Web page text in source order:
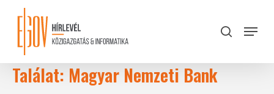
content
search
Menu
Találat: Magyar Nemzeti Bank
Close